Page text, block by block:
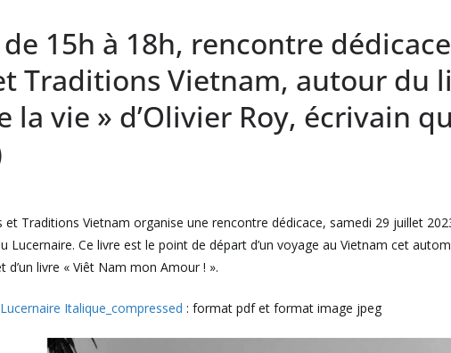
15h à 18h, rencontre
Traditions Vietnam, autour du
la vie » d’Olivier Roy, écrivain
et Traditions Vietnam organise une rencontre dédicace, samedi 29 juillet
Lucernaire. Ce livre est le point de départ d’un voyage au Vietnam cet
d’un livre « Viêt Nam mon Amour ! ».
Italique_compressed : format pdf et format image jpeg